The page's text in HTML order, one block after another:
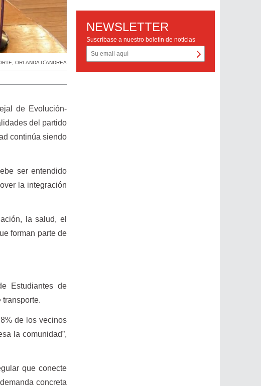
,ORLANDA D´ANDREA
de Evolución-
del partido
continúa siendo
ser entendido
la integración
la salud, el
forman parte de
Estudiantes de
de los vecinos
la comunidad”,
que conecte
concreta
NEWSLETTER
Suscríbase a nuestro boletín de noticias